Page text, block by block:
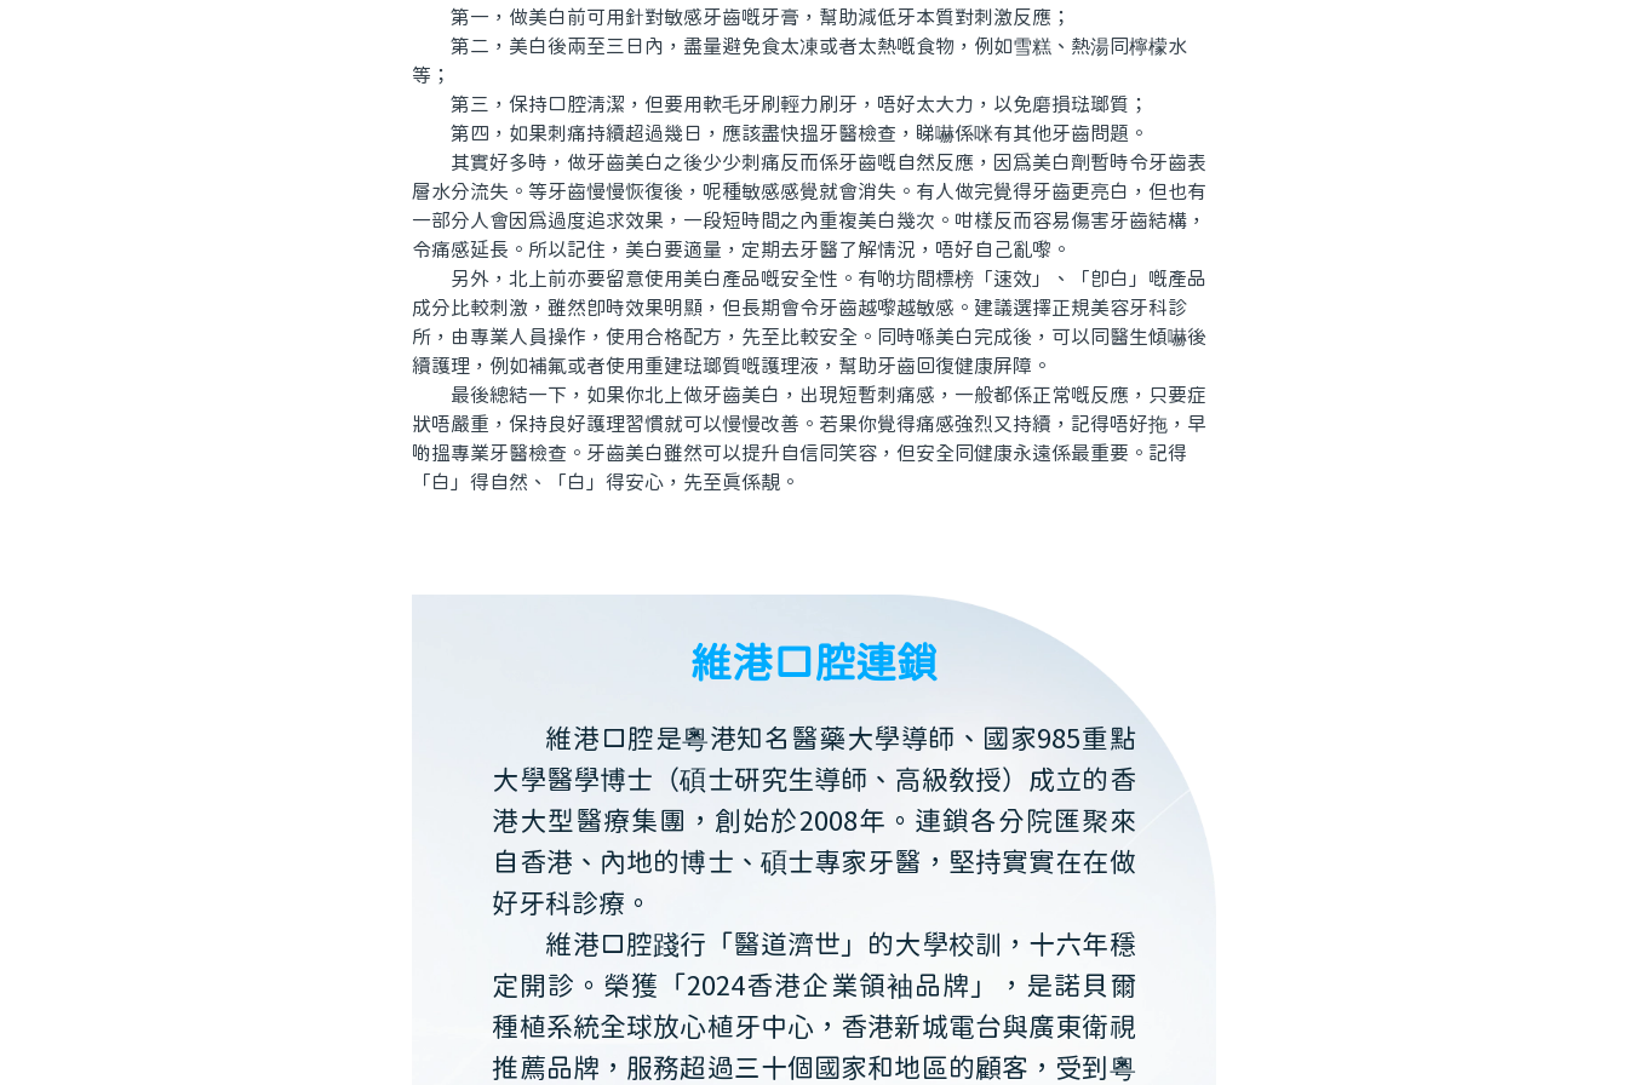
第一，做美白前可用針對敏感牙齒嘅牙膏，幫助減低牙本質對刺激反應；
第二，美白後兩至三日內，盡量避免食太凍或者太熱嘅食物，例如雪糕、熱湯同檸檬水
等；
第三，保持口腔清潔，但要用軟毛牙刷輕力刷牙，唔好太大力，以免磨損琺瑯質；
第四，如果刺痛持續超過幾日，應該盡快搵牙醫檢查，睇嚇係咪有其他牙齒問題。
其實好多時，做牙齒美白之後少少刺痛反而係牙齒嘅自然反應，因為美白劑暫時令牙齒表
層水分流失。等牙齒慢慢恢復後，呢種敏感感覺就會消失。有人做完覺得牙齒更亮白，但也有
一部分人會因為過度追求效果，一段短時間之內重複美白幾次。咁樣反而容易傷害牙齒結構，
令痛感延長。所以記住，美白要適量，定期去牙醫了解情況，唔好自己亂嚟。
另外，北上前亦要留意使用美白產品嘅安全性。有啲坊間標榜「速效」、「即白」嘅產品
成分比較刺激，雖然即時效果明顯，但長期會令牙齒越嚟越敏感。建議選擇正規美容牙科診
所，由專業人員操作，使用合格配方，先至比較安全。同時喺美白完成後，可以同醫生傾嚇後
續護理，例如補氟或者使用重建琺瑯質嘅護理液，幫助牙齒回復健康屏障。
最後總結一下，如果你北上做牙齒美白，出現短暫刺痛感，一般都係正常嘅反應，只要症
狀唔嚴重，保持良好護理習慣就可以慢慢改善。若果你覺得痛感強烈又持續，記得唔好拖，早
啲搵專業牙醫檢查。牙齒美白雖然可以提升自信同笑容，但安全同健康永遠係最重要。記得
「白」得自然、「白」得安心，先至真係靚。
維港口腔連鎖
維港口腔是粵港知名醫藥大學導師、國家985重點
大學醫學博士（碩士研究生導師、高級教授）成立的香
港大型醫療集團，創始於2008年。連鎖各分院匯聚來
自香港、內地的博士、碩士專家牙醫，堅持實實在在做
好牙科診療。
維港口腔踐行「醫道濟世」的大學校訓，十六年穩
定開診。榮獲「2024香港企業領袖品牌」，是諾貝爾
種植系統全球放心植牙中心，香港新城電台與廣東衛視
推薦品牌，服務超過三十個國家和地區的顧客，受到粵